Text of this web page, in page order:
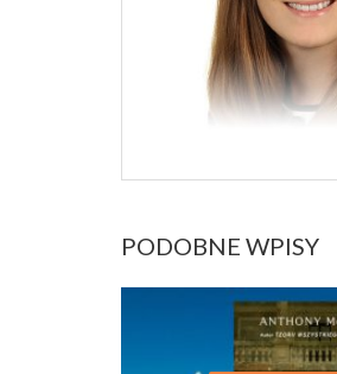
PODOBNE WPISY